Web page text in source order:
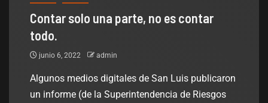
Contar solo una parte, no es contar
todo.
junio 6, 2022 admin
Algunos medios digitales de San Luis publicaron
un informe (de la Superintendencia de Riesgos